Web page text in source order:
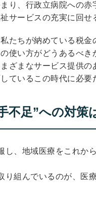
り、行政立病院への
サービスの充実に回せ
たちが納めている税
使い方がどうあるべ
ざまなサービス提供
ているこの時代に必要
不足”への対策
し、地域医療をこれか
り組んでいるのが、医